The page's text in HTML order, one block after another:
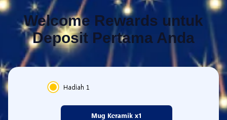
Welcome Rewards untuk
Deposit Pertama Anda
Hadiah 1
Mug Keramik x1